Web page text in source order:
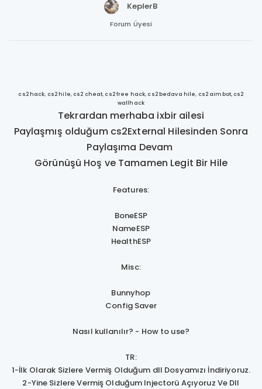
KeplerB
Forum Üyesi
cs2 hack, cs2 hile, cs2 cheat, cs2 free hack, cs2 bedava hile, cs2 aimbot, cs2
wallhack
Tekrardan merhaba ixbir ailesi
Paylaşmış olduğum cs2External Hilesinden Sonra
Paylaşıma Devam
Görünüşü Hoş ve Tamamen Legit Bir Hile
Features:
BoneESP
NameESP
HealthESP
Misc:
Bunnyhop
Config Saver
Nasıl kullanılır? - How to use?
TR:
1-İlk Olarak Sizlere Vermiş Olduğum dll Dosyamızı İndiriyoruz.
2-Yine Sizlere Vermiş Olduğum Injectorü Açıyoruz Ve Dll